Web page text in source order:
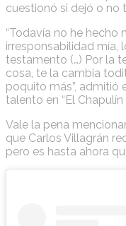
cuestionó si dejó o no
“Todavía no he hecho
irresponsabilidad mía,
testamento (…) Por la
cosa, te la cambia
poquito más”, admitió
talento en “El Chapulín
Vale la pena
que Carlos Villagrán
pero es hasta ahora